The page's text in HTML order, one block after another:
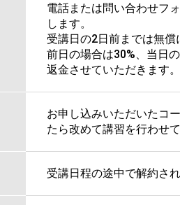
電話または問い合わせフ
します。
受講日の2日前までは無償
前日の場合は30%、当日
返金させていただきます。
お申し込みいただいたコ
たら改めて講習を行わせ
受講日程の途中で解約さ